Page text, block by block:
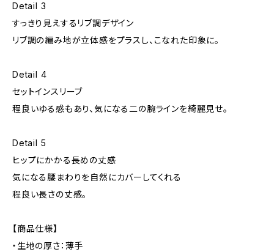
Detail 3
すっきり見えするリブ調デザイン
リブ調の編み地が立体感をプラスし、こなれた印象に。
Detail 4
セットインスリーブ
程良いゆる感もあり、気になる二の腕ラインを綺麗見せ。
Detail 5
ヒップにかかる長めの丈感
気になる腰まわりを自然にカバーしてくれる
程良い長さの丈感。
【商品仕様】
・生地の厚さ：薄手